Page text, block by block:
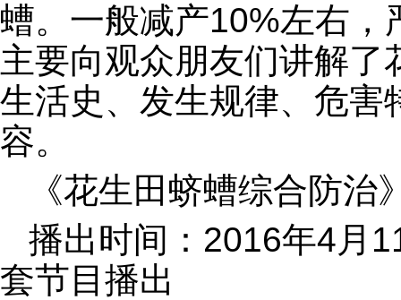
螬。一般减产10%左右
主要向观众朋友们讲解
生活史、发生规律、危害
容。
《花生田蛴螬综合防治
播出时间：2016年4月
套节目播出